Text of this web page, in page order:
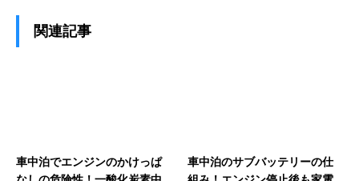
関連記事
車中泊でエンジンのかけっぱ
車中泊のサブバッテリーの仕